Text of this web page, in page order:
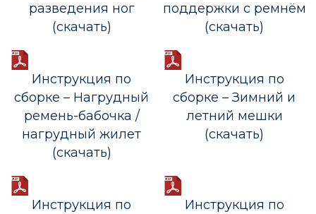
разведения ног
(скачать)
поддержки с ремнём
(скачать)
Инструкция по
сборке – Нагрудный
ремень-бабочка /
нагрудный жилет
(скачать)
Инструкция по
сборке – Зимний и
летний мешки
(скачать)
Инструкция по
Инструкция по